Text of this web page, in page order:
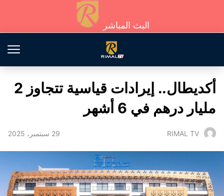
البث المباشر
أكديطال.. إيرادات قياسية تتجاوز 2
مليار درهم في 6 أشهر
RIMAL TV 29 سبتمبر، 2025